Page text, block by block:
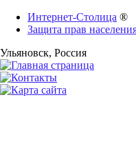
Интернет-Столица ®
Защита прав
Ульяновск, Россия